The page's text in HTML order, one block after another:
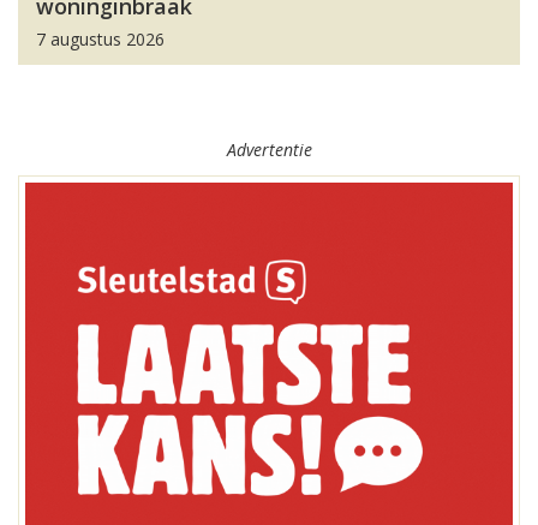
woninginbraak
7 augustus 2026
Advertentie